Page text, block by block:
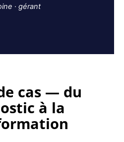
· gérant
cas — du
à la